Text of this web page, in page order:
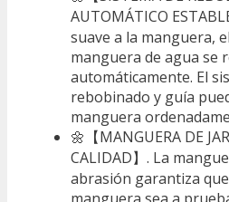
AUTOMÁTICO
suave a la manguera,
manguera de agua se
automáticamente. El
rebobinado y guía
manguera
🌼【MANGUERA DE
CALIDAD】. La
abrasión garantiza